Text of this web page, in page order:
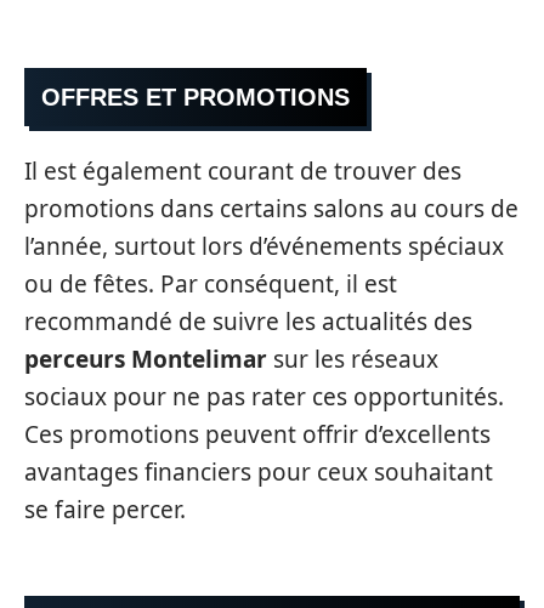
OFFRES ET PROMOTIONS
Il est également courant de trouver des
promotions dans certains salons au cours de
l’année, surtout lors d’événements spéciaux
ou de fêtes. Par conséquent, il est
recommandé de suivre les actualités des
perceurs Montelimar sur les réseaux
sociaux pour ne pas rater ces opportunités.
Ces promotions peuvent offrir d’excellents
avantages financiers pour ceux souhaitant
se faire percer.